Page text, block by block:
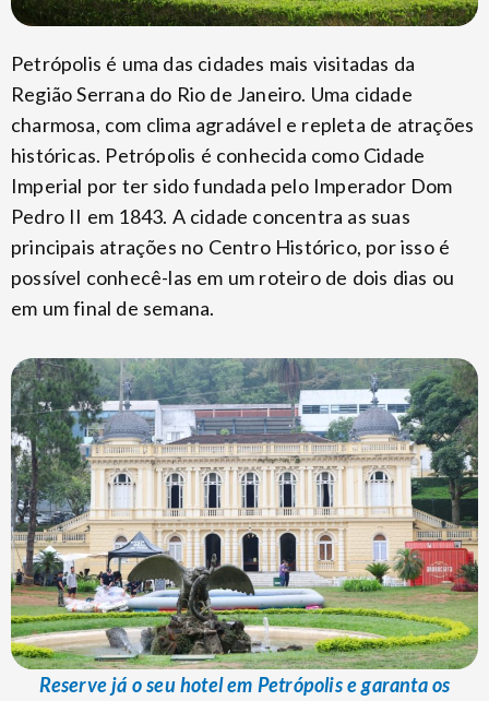
Petrópolis é uma das cidades mais visitadas da
Região Serrana do Rio de Janeiro. Uma cidade
charmosa, com clima agradável e repleta de atrações
históricas. Petrópolis é conhecida como Cidade
Imperial por ter sido fundada pelo Imperador Dom
Pedro II em 1843. A cidade concentra as suas
principais atrações no Centro Histórico, por isso é
possível conhecê-las em um roteiro de dois dias ou
em um final de semana.
Reserve já o seu hotel em Petrópolis e garanta os